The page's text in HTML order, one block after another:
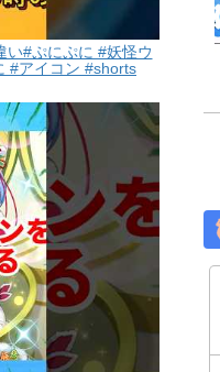
い#ぷにぷに #妖怪ウ
#アイコン #shorts